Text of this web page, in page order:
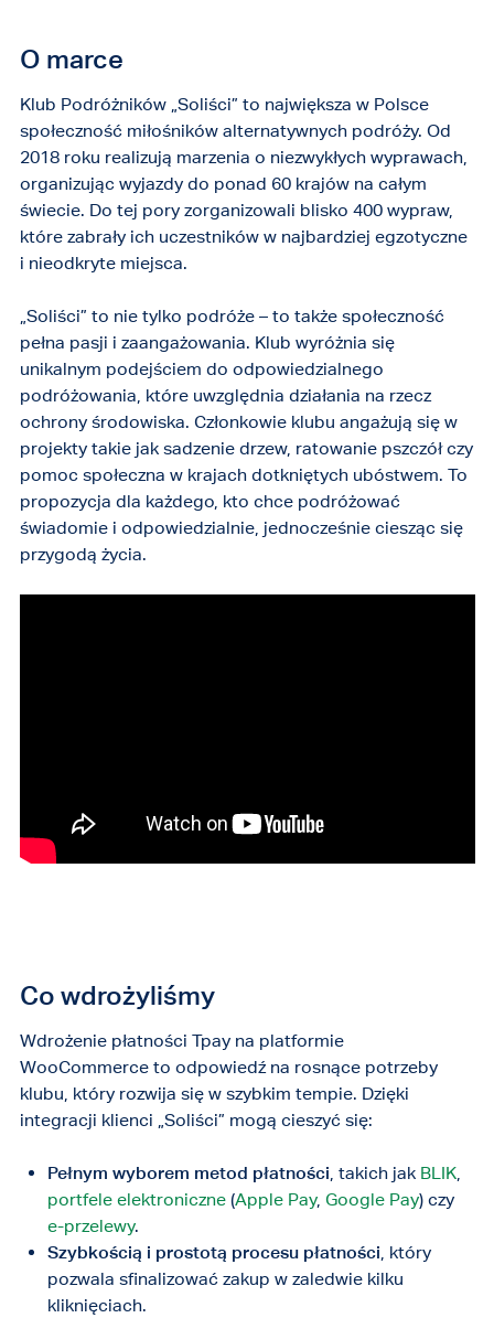
O marce
Klub Podróżników „Soliści” to największa w Polsce
społeczność miłośników alternatywnych podróży. Od
2018 roku realizują marzenia o niezwykłych wyprawach,
organizując wyjazdy do ponad 60 krajów na całym
świecie. Do tej pory zorganizowali blisko 400 wypraw,
które zabrały ich uczestników w najbardziej egzotyczne
i nieodkryte miejsca.
„Soliści” to nie tylko podróże – to także społeczność
pełna pasji i zaangażowania. Klub wyróżnia się
unikalnym podejściem do odpowiedzialnego
podróżowania, które uwzględnia działania na rzecz
ochrony środowiska. Członkowie klubu angażują się w
projekty takie jak sadzenie drzew, ratowanie pszczół czy
pomoc społeczna w krajach dotkniętych ubóstwem. To
propozycja dla każdego, kto chce podróżować
świadomie i odpowiedzialnie, jednocześnie ciesząc się
przygodą życia.
Co wdrożyliśmy
Wdrożenie płatności Tpay na platformie
WooCommerce to odpowiedź na rosnące potrzeby
klubu, który rozwija się w szybkim tempie. Dzięki
integracji klienci „Soliści” mogą cieszyć się:
Pełnym wyborem metod płatności , takich jak BLIK
portfele elektroniczne (Apple Pay,Google Pay) czy
e-przelewy.
Szybkością i prostotą procesu płatności , który
pozwala sfinalizować zakup w zaledwie kilku
kliknięciach.